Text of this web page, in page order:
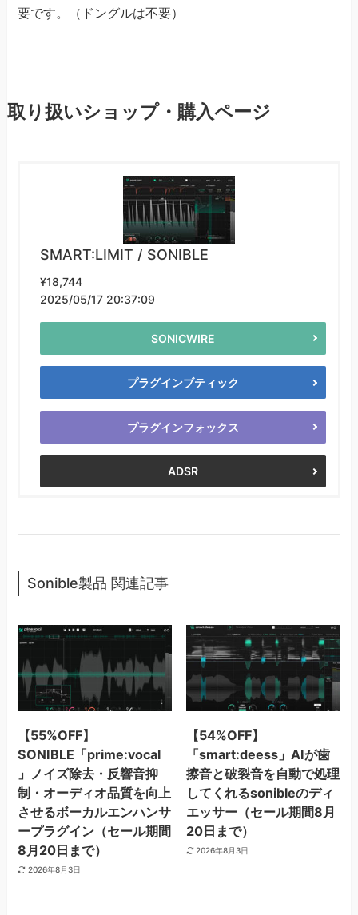
要です。（ドングルは不要）
取り扱いショップ・購入ページ
SMART:LIMIT / SONIBLE
¥18,744
2025/05/17 20:37:09
SONICWIRE
プラグインブティック
プラグインフォックス
ADSR
Sonible製品 関連記事
【55%OFF】
SONIBLE「prime:vocal
」ノイズ除去・反響音抑
制・オーディオ品質を向上
させるボーカルエンハンサ
ープラグイン（セール期間
8月20日まで）
2026年8月3日
【54%OFF】
「smart:deess」AIが歯
擦音と破裂音を自動で処理
してくれるsonibleのディ
エッサー（セール期間8月
20日まで）
2026年8月3日